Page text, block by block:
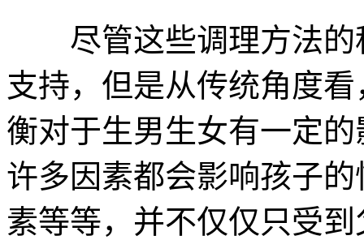
尽管这些调理方法的
支持，但是从传统角度
衡对于生男生女有一定
许多因素都会影响孩子
素等等，并不仅仅只受